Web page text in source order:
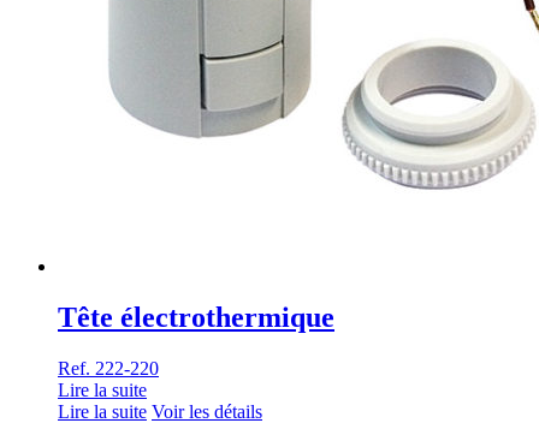
Tête électrothermique
Ref. 222-220
Lire la suite
Lire la suite Voir les détails